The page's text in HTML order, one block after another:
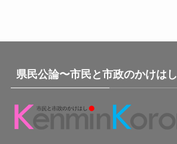
県民公論〜市民と市政のかけはし